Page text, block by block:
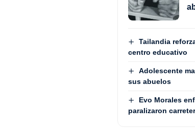
Tailandia
centro educativo
Adolescente
sus abuelos
Evo Morales
paralizaron